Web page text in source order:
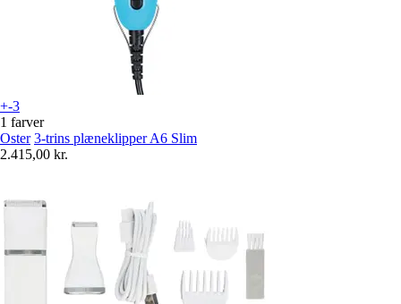
+-3
1 farver
Oster 3-trins plæneklipper A6 Slim
2.415,00 kr.